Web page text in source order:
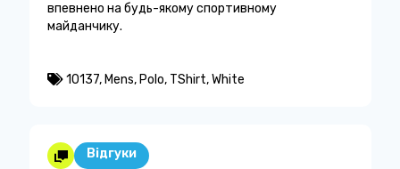
впевнено на будь-якому спортивному
майданчику.
10137, Mens, Polo, TShirt,White
Відгуки